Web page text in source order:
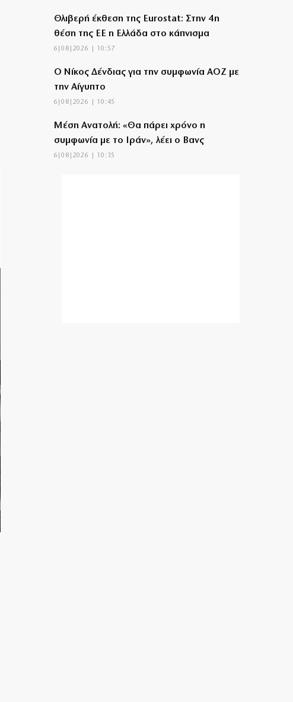
Θλιβερή έκθεση της Eurostat: Στην 4η
θέση της ΕΕ η Ελλάδα στο κάπνισμα
6|08|2026 | 10:57
Ο Νίκος Δένδιας για την συμφωνία ΑΟΖ με
την Αίγυπτο
6|08|2026 | 10:45
Μέση Ανατολή: «Θα πάρει χρόνο η
συμφωνία με το Ιράν», λέει ο Βανς
6|08|2026 | 10:35